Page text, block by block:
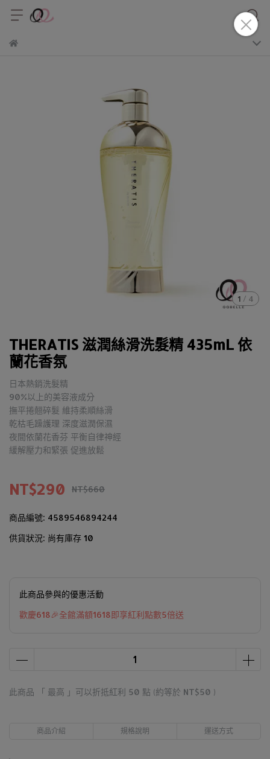
1 / 4
THERATIS 滋潤絲滑洗髮精 435mL 依
蘭花香氛
日本熱銷洗髮精
90%以上的美容液成分
撫平捲翹碎髮 維持柔順絲滑
乾枯毛躁護理 深度滋潤保濕
夜間依蘭花香芬 平衡自律神經
緩解壓力和緊張 促進放鬆
NT$290 NT$660
商品編號: 4589546894244
供貨狀況: 尚有庫存 10
此商品參與的優惠活動
歡慶618🎉全館滿額1618即享紅利點數5倍送
此商品 「 最高 」可以折抵紅利 50 點 (約等於 NT$50 )
商品介紹 規格說明 運送方式